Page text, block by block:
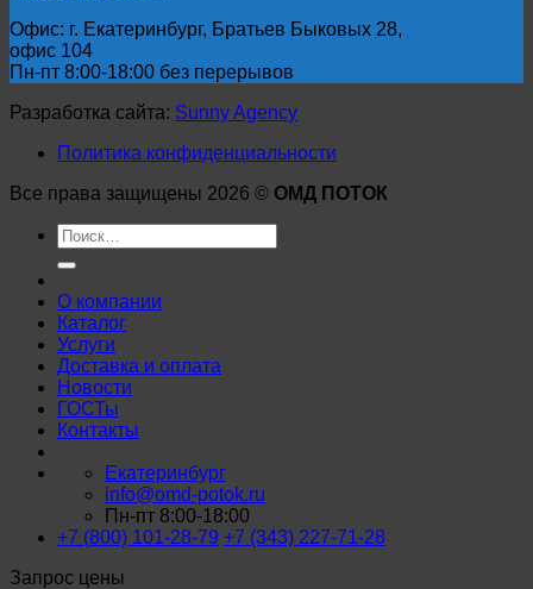
Офис: г. Екатеринбург, Братьев Быковых 28,
офис 104
Пн-пт 8:00-18:00 без перерывов
Разработка сайта: Sunny Agency
Политика конфиденциальности
Все права защищены 2026 © ОМД ПОТОК
Искать:
О компании
Каталог
Услуги
Доставка и оплата
Новости
ГОСТы
Контакты
Екатеринбург
info@omd-potok.ru
Пн-пт 8:00-18:00
+7 (800) 101-28-79 +7 (343) 227-71-28
Запрос цены